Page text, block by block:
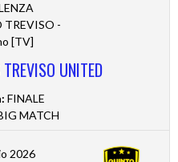
TREVISO -
[TV]
UNITED
FINALE
MATCH
2026